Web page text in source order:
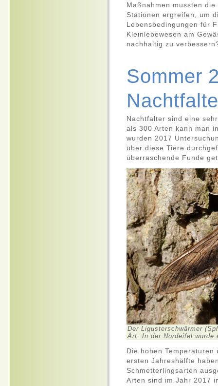
Maßnahmen mussten
Stationen ergreifen, um
Lebensbedingungen für
Kleinlebewesen am
nachhaltig zu
Sommer
Nachtfalter sind eine
als 300 Arten kann man
wurden 2017
über diese Tiere
überraschende Funde
Der Ligusterschwärmer
Art. In der Nordeifel wurde
Die hohen
ersten Jahreshälfte
Schmetterlingsarten
Arten sind im Jahr 2017